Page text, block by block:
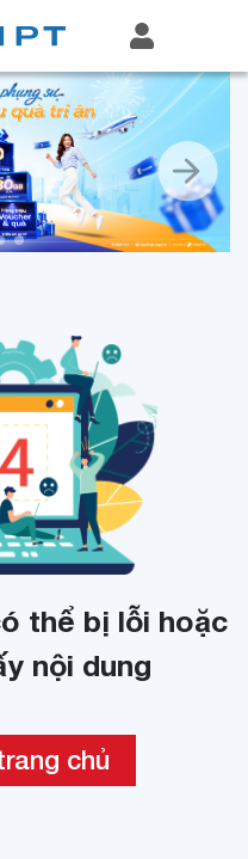
thể bị lỗi hoặc
nội dung
chủ